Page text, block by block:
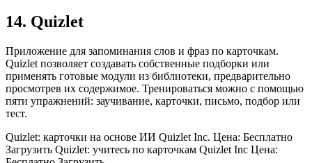
14. Quizlet
Приложение для запоминания слов и фраз по карточкам.
Quizlet позволяет создавать собственные подборки или
применять готовые модули из библиотеки, предварительно
просмотрев их содержимое. Тренироваться можно с помощью
пяти упражнений: заучивание, карточки, письмо, подбор или
тест.
Quizlet: карточки на основе ИИ Quizlet Inc. Цена: Бесплатно
Загрузить Quizlet: учитесь по карточкам Quizlet Inc Цена: